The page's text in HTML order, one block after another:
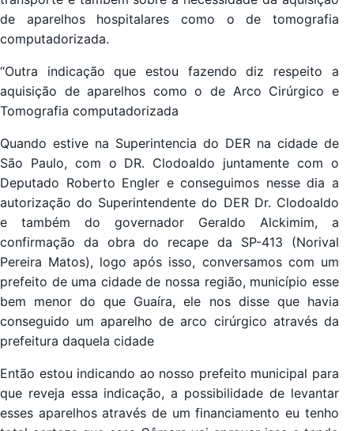
de aparelhos hospitalares como o de tomografia
computadorizada.
“Outra indicação que estou fazendo diz respeito a
aquisição de aparelhos como o de Arco Cirúrgico e
Tomografia computadorizada
Quando estive na Superintencia do DER na cidade de
São Paulo, com o DR. Clodoaldo juntamente com o
Deputado Roberto Engler e conseguimos nesse dia a
autorização do Superintendente do DER Dr. Clodoaldo
e também do governador Geraldo Alckimim, a
confirmação da obra do recape da SP-413 (Norival
Pereira Matos), logo após isso, conversamos com um
prefeito de uma cidade de nossa região, município esse
bem menor do que Guaíra, ele nos disse que havia
conseguido um aparelho de arco cirúrgico através da
prefeitura daquela cidade
Então estou indicando ao nosso prefeito municipal para
que reveja essa indicação, a possibilidade de levantar
esses aparelhos através de um financiamento eu tenho